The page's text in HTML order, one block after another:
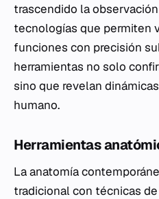
trascendido la
tecnologías que permiten
funciones con precisión
herramientas no solo
sino que revelan
humano.
Herramientas
La anatomía
tradicional con técnicas